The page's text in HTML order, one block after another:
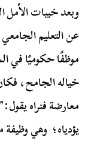
وبعد خيبات الأمل
عن التعليم
موظفًا حكوميًا في
خياله الجامح،
معارضة فنراه
يؤدياه؛ وهي